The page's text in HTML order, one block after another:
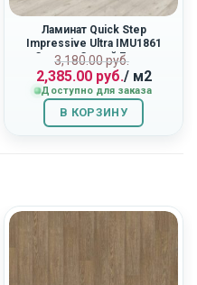
Ламинат Quick Step
Impressive Ultra IMU1861
«Светло-Серый Бетон»
3,180.00руб.
цена
составляла
3,180.00
руб..
2,385.00руб.
Текущая
цена:
2,385.00
руб..
/ м2
Доступно для заказа
В КОРЗИНУ